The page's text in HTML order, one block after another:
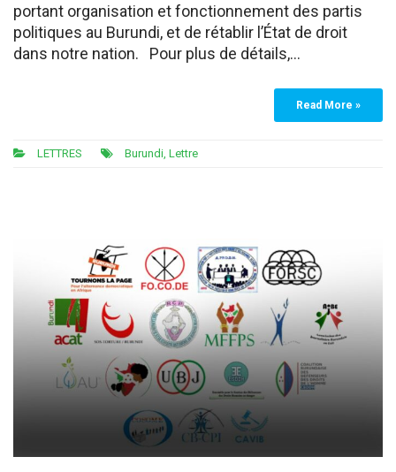
portant organisation et fonctionnement des partis
politiques au Burundi, et de rétablir l’État de droit
dans notre nation. Pour plus de détails,…
Read More »
LETTRES Burundi Lettre